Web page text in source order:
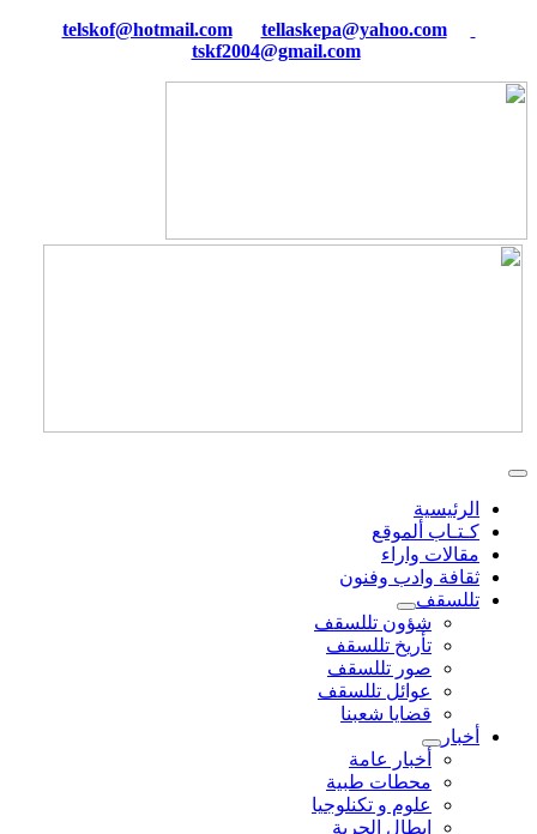
tellaskepa@yahoo.com
tskf2004@gmail.com
الرئيسية
كـتـاب ألموقع
مقالات واراء
ثقافة وادب وفنون
تللسقف
شؤون تللسقف
تأريخ تللسقف
صور تللسقف
عوائل تللسقف
قضايا شعبنا
أخبار
أخبار عامة
محطات طبية
علوم و تکنلوجیا
ابطال الحرية